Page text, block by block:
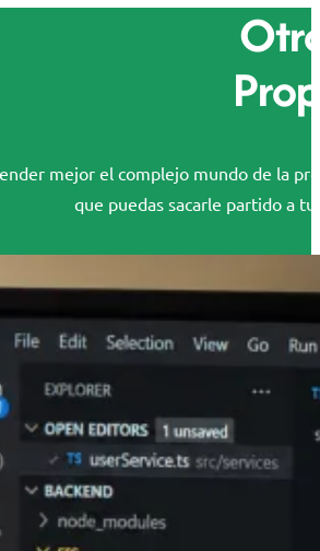
mejor el complejo mundo de la
que puedas sacarle partido a